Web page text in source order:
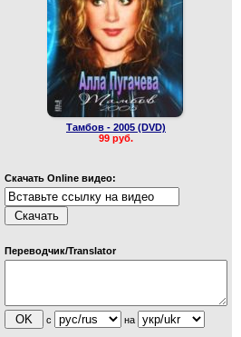
Тамбов - 2005 (DVD)
99 руб.
Скачать Online видео:
Переводчик/Translator
с на